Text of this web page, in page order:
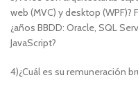
web (MVC) y desktop (WPF)?
¿años BBDD: Oracle, SQL
JavaScript?
4)¿Cuál es su remuneración